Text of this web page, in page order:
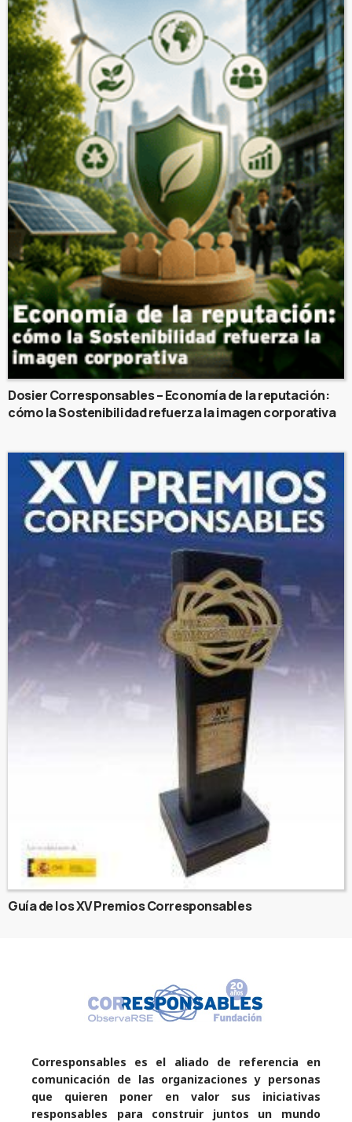
Dosier Corresponsables – Economía de la reputación:
cómo la Sostenibilidad refuerza la imagen corporativa
Guía de los XV Premios Corresponsables
Corresponsables es el aliado de referencia en
comunicación de las organizaciones y personas
que quieren poner en valor sus iniciativas
responsables para construir juntos un mundo